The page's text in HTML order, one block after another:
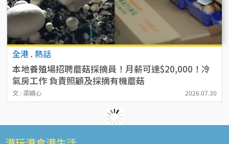
全港 . 熱話
本地養殖場招聘蘑菇採摘員！月薪可達$20,000！冷
氣房工作 負責照顧及採摘有機蘑菇
文 : 梁穎心 2026.07.30